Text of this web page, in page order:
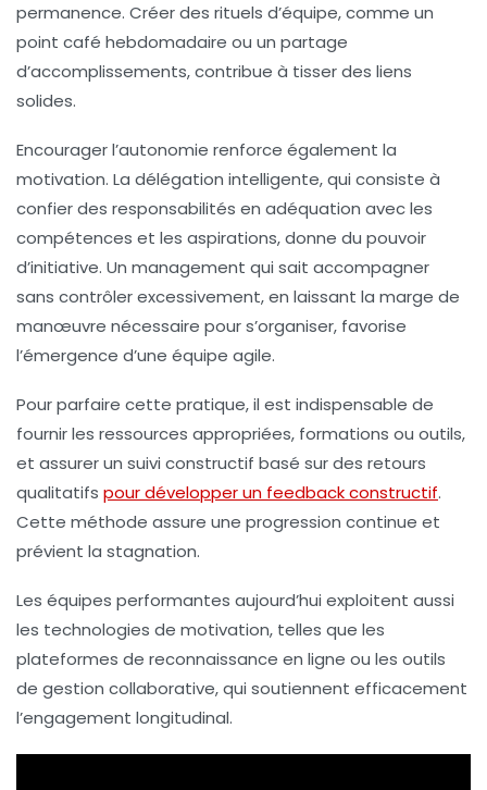
permanence. Créer des rituels d’équipe, comme un
point café hebdomadaire ou un partage
d’accomplissements, contribue à tisser des liens
solides.
Encourager l’autonomie renforce également la
motivation. La délégation intelligente, qui consiste à
confier des responsabilités en adéquation avec les
compétences et les aspirations, donne du pouvoir
d’initiative. Un management qui sait accompagner
sans contrôler excessivement, en laissant la marge de
manœuvre nécessaire pour s’organiser, favorise
l’émergence d’une équipe agile.
Pour parfaire cette pratique, il est indispensable de
fournir les ressources appropriées, formations ou outils,
et assurer un suivi constructif basé sur des retours
qualitatifs pour développer un feedback constructif.
Cette méthode assure une progression continue et
prévient la stagnation.
Les équipes performantes aujourd’hui exploitent aussi
les technologies de motivation, telles que les
plateformes de reconnaissance en ligne ou les outils
de gestion collaborative, qui soutiennent efficacement
l’engagement longitudinal.